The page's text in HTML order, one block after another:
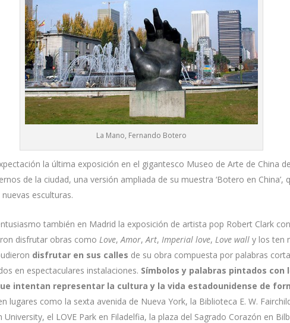
La Mano, Fernando Botero
la última exposición en el gigantesco Museo de Arte de China
de la ciudad, una versión ampliada de su muestra ‘Botero en China’,
esculturas.
también en Madrid la exposición de artista pop Robert Clark
disfrutar obras como Love, Amor, Art, Imperial love, Love wall y los ten
disfrutar en sus calles de su obra compuesta por palabras
en espectaculares instalaciones. Símbolos y palabras pintados con
intentan representar la cultura y la vida estadounidense de
lugares como la sexta avenida de Nueva York, la Biblioteca E. W.
University, el LOVE Park en Filadelfia, la plaza del Sagrado Corazón en